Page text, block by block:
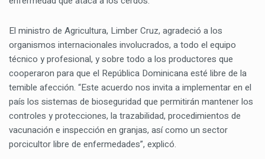
El ministro de Agricultura, Limber Cruz, agradeció a los
organismos internacionales involucrados, a todo el equipo
técnico y profesional, y sobre todo a los productores que
cooperaron para que el República Dominicana esté libre de la
temible afección. “Este acuerdo nos invita a implementar en el
país los sistemas de bioseguridad que permitirán mantener los
controles y protecciones, la trazabilidad, procedimientos de
vacunación e inspección en granjas, así como un sector
porcicultor libre de enfermedades”, explicó.